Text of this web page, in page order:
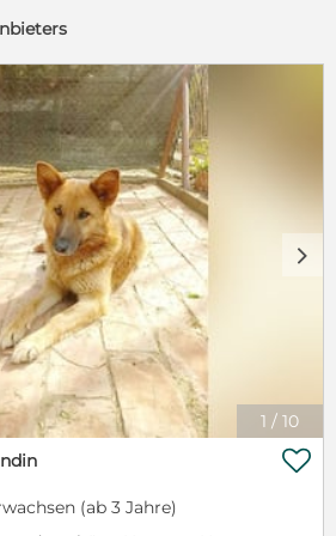
1 / 10
d
(ab 3 Jahre)
